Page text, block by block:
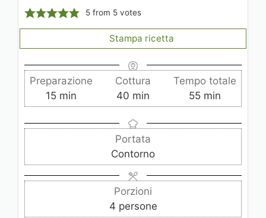
5 from 5 votes
Stampa ricetta
Preparazione
15m
i
n
min
Cottura
40m
i
n
u
t
i
min
Tempo totale
55m
i
n
min
Portata
Contorno
Porzioni
4 persone